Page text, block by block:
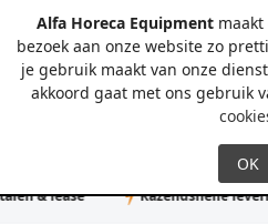
Alfa Horeca Equipmentmaakt
bezoek aan onze website zo
je gebruik maakt van onze
akkoord gaat met ons gebruik
& lease Razendsnelle